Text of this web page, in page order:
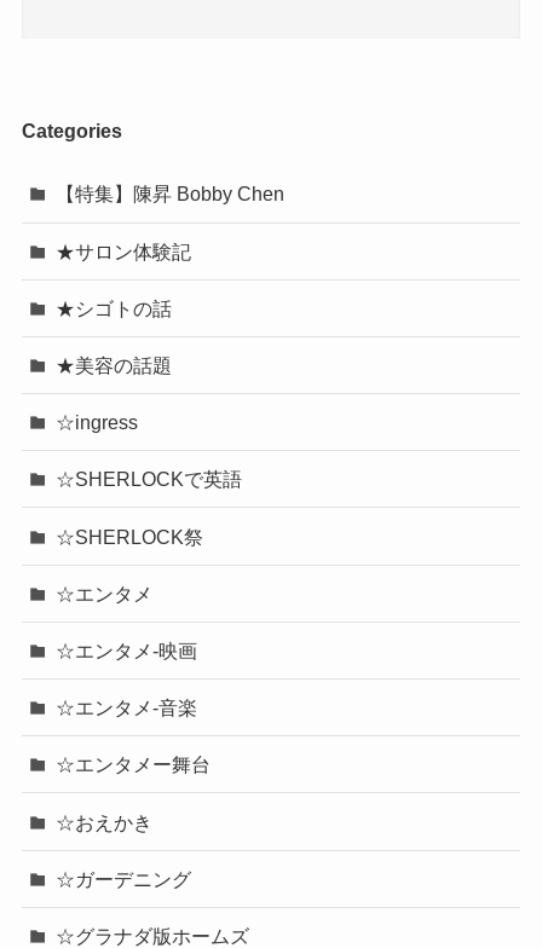
Categories
【特集】陳昇 Bobby Chen
★サロン体験記
★シゴトの話
★美容の話題
☆ingress
☆SHERLOCKで英語
☆SHERLOCK祭
☆エンタメ
☆エンタメ-映画
☆エンタメ-音楽
☆エンタメー舞台
☆おえかき
☆ガーデニング
☆グラナダ版ホームズ